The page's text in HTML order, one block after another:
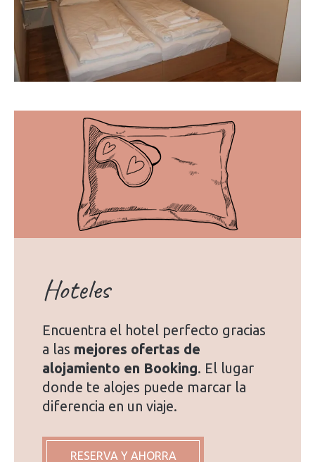
Hoteles
Encuentra el hotel perfecto gracias
a las mejores ofertas de
alojamiento en Booking. El lugar
donde te alojes puede marcar la
diferencia en un viaje.
RESERVA Y AHORRA